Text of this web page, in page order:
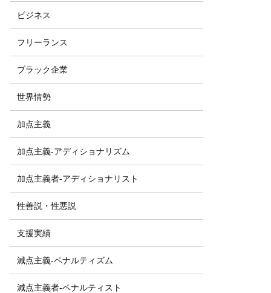
ビジネス
フリーランス
ブラック企業
世界情勢
加点主義
加点主義-アディショナリズム
加点主義者-アディショナリスト
性善説・性悪説
支援実績
減点主義-ペナルティズム
減点主義者-ペナルティスト